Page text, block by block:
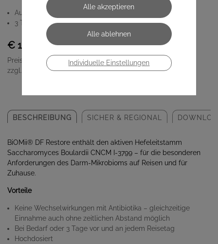
Auf Reisen und für Zuhause
3 Tage vor und an jedem Reisetag
€ 18,90
Preis inkl. MwSt.
zzgl. Versandkosten
BESCHREIBUNG SICHER & REGIONAL
BiOMii® DF Restore enthält den aktiven Hefeleitstamm
Saccharomyces Boulardii CNCM I-3799 – für die besonderen
Anforderungen des Darm-Mikrobioms auf Reisen und für
Zuhause.
Vorteile
Keine Wechselwirkungen mit Antibiotika – gleichzeitige
Einnahme auch ohne zeitlichen Abstand möglich
Bei Bedarf oder 3 Tage vor und an jedem Reisetag
Hochdosiert
Individuelle Einstellungen